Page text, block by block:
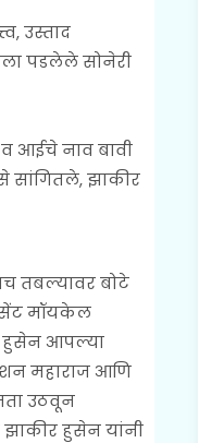
उस्ताद
पडलेले सोनेरी
व आईचे नाव बावी
सांगितले, झाकीर
तबल्यावर बोटे
सेंट मॉयकेल
हुसेन आपल्या
महाराज आणि
उठवून
झाकीर हुसेन यांनी